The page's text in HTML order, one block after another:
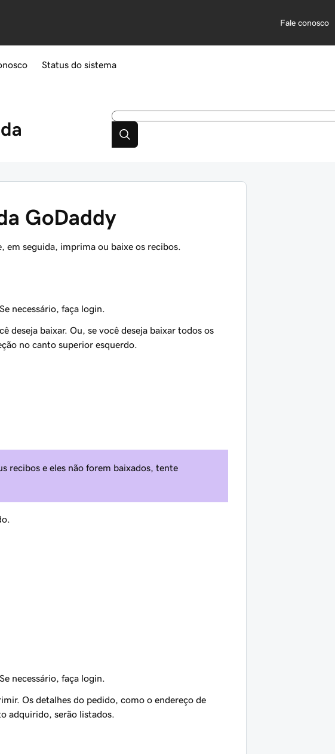
Fale conosco
Status do sistema
GoDaddy
em seguida, imprima ou baixe os recibos.
necessário, faça login.
deseja baixar. Ou, se você deseja baixar todos os
no canto superior esquerdo.
recibos e eles não forem baixados, tente
necessário, faça login.
Os detalhes do pedido, como o endereço de
adquirido, serão listados.